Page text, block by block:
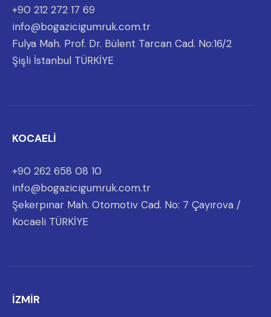
+90 212 272 17 69
info@bogazicigumruk.com.tr
Fulya Mah. Prof. Dr. Bülent Tarcan Cad. No:16/2
Şişli İstanbul TÜRKİYE
KOCAELİ
+90 262 658 08 10
info@bogazicigumruk.com.tr
Şekerpınar Mah. Otomotiv Cad. No: 7 Çayırova /
Kocaeli TÜRKİYE
İZMİR